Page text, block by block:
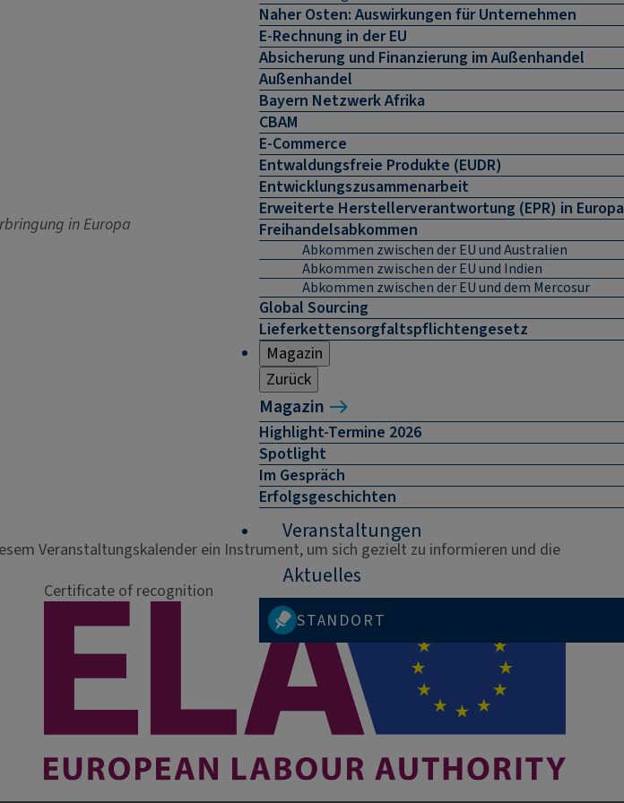
Naher Osten: Auswirkungen für Unternehmen
E-Rechnung in der EU
Absicherung und Finanzierung im Außenhandel
Außenhandel
Bayern Netzwerk Afrika
CBAM
E-Commerce
Entwaldungsfreie Produkte (EUDR)
Entwicklungszusammenarbeit
Erweiterte Herstellerverantwortung (EPR) in Europa
Freihandelsabkommen
Abkommen zwischen der EU und Australien
Abkommen zwischen der EU und Indien
Abkommen zwischen der EU und dem Mercosur
Global Sourcing
Lieferkettensorgfaltspflichtengesetz
Magazin
Zurück
Magazin
Highlight-Termine 2026
Spotlight
Im Gespräch
Erfolgsgeschichten
Veranstaltungen
Aktuelles
STANDORT
in Europa
Veranstaltungskalender ein Instrument, um sich gezielt zu informieren und die
Certificate of recognition